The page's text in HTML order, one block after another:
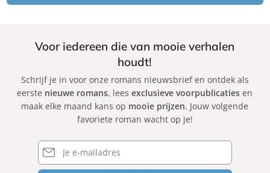
Voor iedereen die van mooie verhalen
houdt!
Schrijf je in voor onze romans nieuwsbrief en ontdek als
eerste nieuwe romans, leesexclusieve voorpublicaties en
maak elke maand kans op mooie prijzen. Jouw volgende
favoriete roman wacht op je!
E-
mailadres